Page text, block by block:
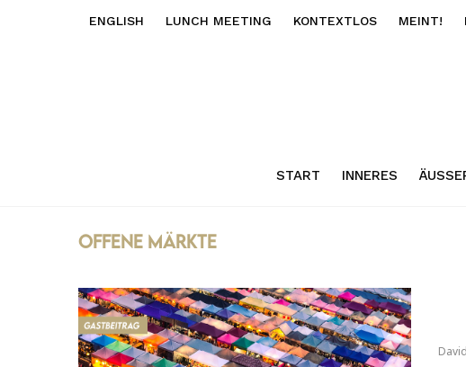
ENGLISH LUNCH MEETING KONTEXTLOS MEINT!
START INNERES
offene Märkte
David